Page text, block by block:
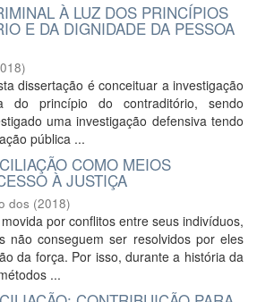
À LUZ DOS PRINCÍPIOS
E DA DIGNIDADE DA PESSOA
)
dissertação é conceituar a investigação
do princípio do contraditório, sendo
uma investigação defensiva tendo
pública ...
COMO MEIOS
À JUSTIÇA
dos (2018)
por conflitos entre seus indivíduos,
não conseguem ser resolvidos por eles
da força. Por isso, durante a história da
...